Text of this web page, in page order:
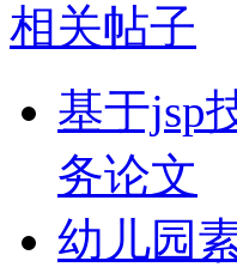
相关帖子
基于jsp
务论文
幼儿园